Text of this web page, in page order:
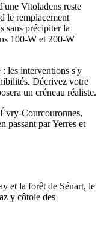
Vitoladens reste
le remplacement
sans précipiter la
100-W et 200-W
les interventions s'y
Décrivez votre
un créneau réaliste.
Courcouronnes,
passant par Yerres et
et la forêt de Sénart, le
y côtoie des